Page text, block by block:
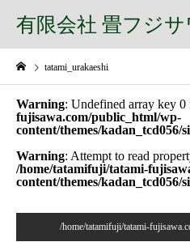
有限会社 畳フジサ
tatami_urakaeshi
Warning: Undefined array key 0
fujisawa.com/public_html/wp-
content/themes/kadan_tcd056/
Warning: Attempt to read
/home/tatamifuji/tatami-
content/themes/kadan_tcd056/
/home/tatamifuji/tatami-